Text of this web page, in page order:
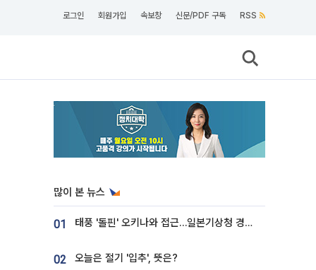
로그인 회원가입 속보창 신문/PDF 구독 RSS
많이 본 뉴스
01 태풍 '돌핀' 오키나와 접근…일본기상청 경로 업데이트
02 오늘은 절기 '입추', 뜻은?